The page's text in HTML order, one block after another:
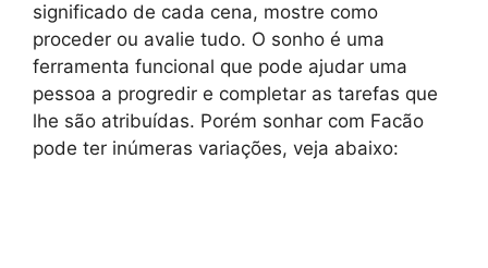
significado de cada cena, mostre como
proceder ou avalie tudo. O sonho é uma
ferramenta funcional que pode ajudar uma
pessoa a progredir e completar as tarefas que
lhe são atribuídas. Porém sonhar com Facão
pode ter inúmeras variações, veja abaixo: